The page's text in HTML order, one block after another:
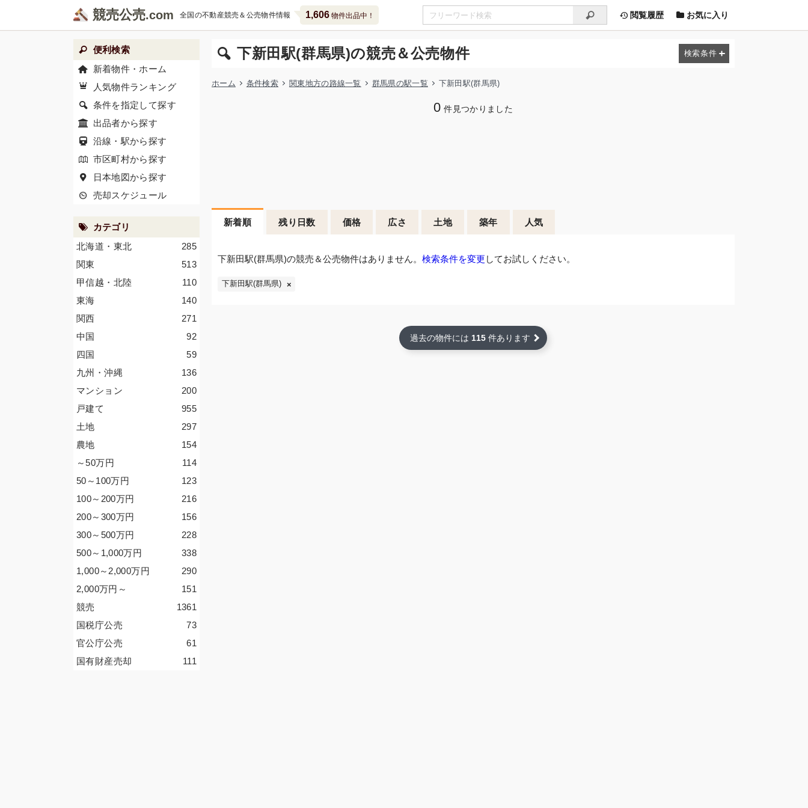
競売公売 全国の不動産競売＆公売物件情報 1,606物件出品中！ 閲覧履歴 お気に入り
下新田駅(群馬県)の競売＆公売物件
ホーム 条件検索 関東地方の路線一覧 群馬県の駅一覧 下新田駅(群馬県)
0 件見つかりました
新着順 残り日数 価格 広さ 土地 築年 人気
下新田駅(群馬県)の競売＆公売物件はありません。 検索条件を変更 してお試しください。
下新田駅(群馬県)
過去の物件には 115 件あります
便利検索
新着物件・ホーム
人気物件ランキング
条件を指定して探す
出品者から探す
沿線・駅から探す
市区町村から探す
日本地図から探す
売却スケジュール
カテゴリ
285
北海道・東北
513
関東
110
甲信越・北陸
140
東海
271
関西
92
中国
59
四国
136
九州・沖縄
200
マンション
955
戸建て
297
土地
154
農地
114
～50万円
123
50～100万円
216
100～200万円
156
200～300万円
228
300～500万円
338
500～1,000万円
290
1,000～2,000万円
151
2,000万円 ～
1361
競売
73
国税庁公売
61
官公庁公売
111
国有財産売却